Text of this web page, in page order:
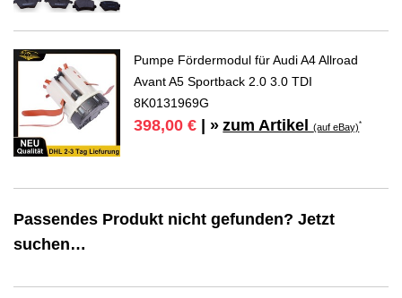
Pumpe Fördermodul für Audi A4 Allroad
Avant A5 Sportback 2.0 3.0 TDI
8K0131969G
398,00 € | » zum Artikel(auf eBay)*
Passendes Produkt nicht gefunden? Jetzt
suchen…